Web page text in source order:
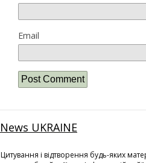
Email
News UKRAINE
Цитування і відтворення будь-яких